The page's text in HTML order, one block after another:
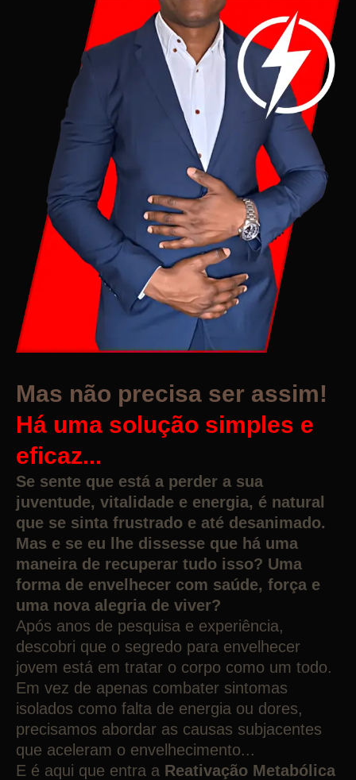
Mas não precisa ser assim!
Há uma solução simples e
eficaz...
Se sente que está a perder a sua
juventude, vitalidade e energia, é natural
que se sinta frustrado e até desanimado.
Mas e se eu lhe dissesse que há uma
maneira de recuperar tudo isso? Uma
forma de envelhecer com saúde, força e
uma nova alegria de viver?
Após anos de pesquisa e experiência,
descobri que o segredo para envelhecer
jovem está em tratar o corpo como um todo.
Em vez de apenas combater sintomas
isolados como falta de energia ou dores,
precisamos abordar as causas subjacentes
que aceleram o envelhecimento...
E é aqui que entra a Reativação Metabólica